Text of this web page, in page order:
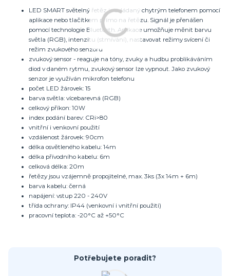
LED SMART světelný řetěz je ovládaný chytrým telefonem pomocí
aplikace nebo tlačítkem přímo na řetězu. Signál je přenášen
pomocí technologie Bluetooth. Aplikace umožňuje měnit barvu
světla (RGB), intenzitu (stmívání), nastavovat režimy svícení či
režim zvukového senzoru
zvukový sensor - reaguje na tóny, zvuky a hudbu problikáváním
diod v daném rytmu, zvukový sensor lze vypnout. Jako zvukový
senzor je využíván mikrofon telefonu
počet LED žárovek: 15
barva světla: vícebarevná (RGB)
celkový příkon: 10W
index podání barev: CRi>80
vnitřní i venkovní použití
vzdálenost žárovek: 90cm
délka osvětleného kabelu: 14m
délka přívodního kabelu: 6m
celková délka: 20m
řetězy jsou vzájemně propojitelné, max. 3ks (3x 14m + 6m)
barva kabelu: černá
napájení: vstup 220 - 240V
třída ochrany: IP44 (venkovní i vnitřní použití)
pracovní teplota: -20°C až +50°C
Potřebujete poradit?